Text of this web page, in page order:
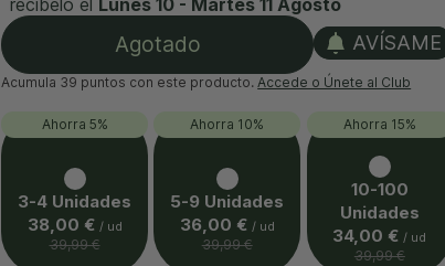
recíbelo el Lunes 10 - Martes 11 Agosto
Agotado AVÍSAME
Acumula 39 puntos con este producto.Accede o Únete al Club
3-4 Unidades
Ahorra 5%
38,00 € / ud
39,99 €
5-9 Unidades
Ahorra 10%
36,00 € / ud
39,99 €
10-100
Unidades
Ahorra 15%
34,00 € / ud
39,99 €